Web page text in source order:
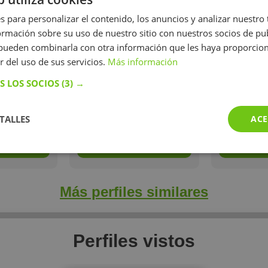
soy
tareas
una
hora de
1 opiniones
Más perfiles similares
Perfiles vistos
para personalizar el contenido, los anuncios y analizar nuestro
sobre su uso de nuestro sitio con nuestros socios de
combinarla con otra información que les haya
del uso de sus servicios. Más información
LOS SOCIOS (3) →